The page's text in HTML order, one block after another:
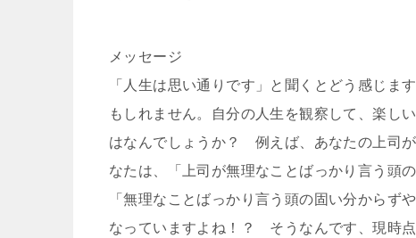
メッセージ
「人生は思い通りです」と聞くとどう感じ
もしれません。自分の人生を観察して、楽し
はなんでしょうか？ 例えば、あなたの上司
なたは、「上司が無理なことばっかり言う頭
「無理なことばっかり言う頭の固い分から
なっていますよね！？ そうなんです、現時